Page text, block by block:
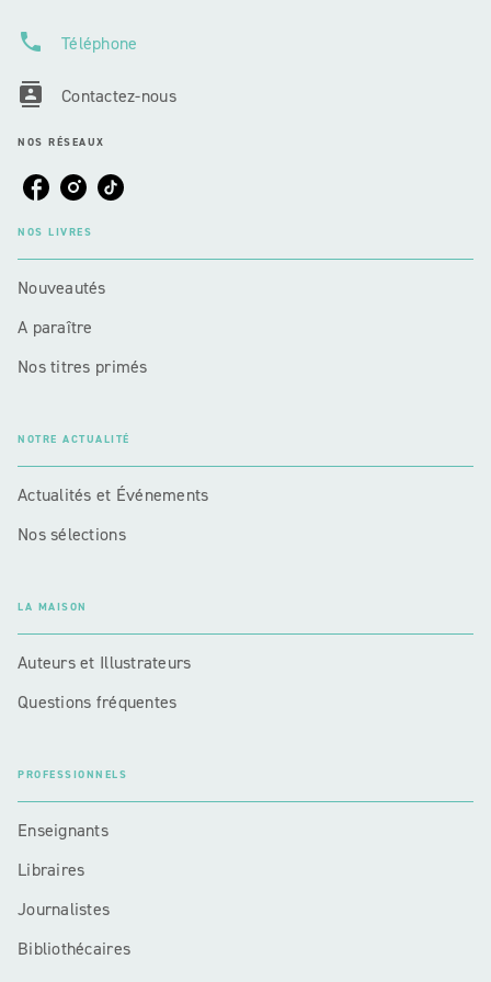
phone Téléphone
contacts Contactez-nous
NOS RÉSEAUX
NOS LIVRES
Nouveautés
A paraître
Nos titres primés
NOTRE ACTUALITÉ
Actualités et Événements
Nos sélections
LA MAISON
Auteurs et Illustrateurs
Questions fréquentes
PROFESSIONNELS
Enseignants
Libraires
Journalistes
Bibliothécaires